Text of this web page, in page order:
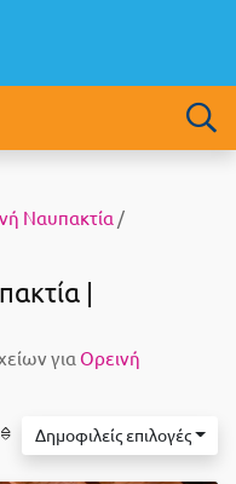
Ναυπακτία /
|
για Ορεινή
Δημοφιλείς επιλογές